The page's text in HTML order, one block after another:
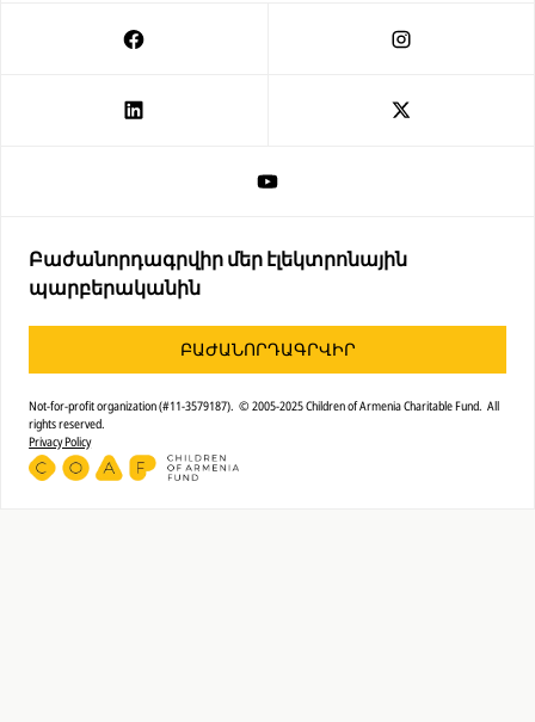
Բաժանորդագրվիր մեր էլեկտրոնային
պարբերականին
ԲԱԺԱՆՈՐԴԱԳՐՎԻՐ
Not-for-profit organization (#11-3579187). © 2005-2025 Children of Armenia Charitable Fund. All
rights reserved.
Privacy Policy